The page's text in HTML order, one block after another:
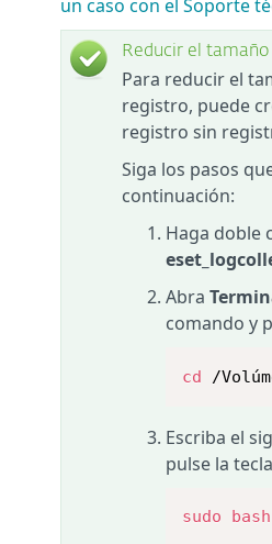
un caso con el Soporte
Reducir el
Para reducir el
registro, puede
registro sin
Siga los pasos
continuación:
Haga doble
Abra
comando y
cd /
Escriba el
pulse la tecla
sudo bash